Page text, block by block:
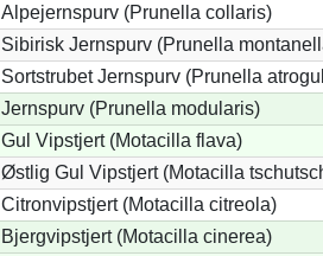
Alpejernspurv (Prunella collaris)
Sibirisk Jernspurv (Prunella
Sortstrubet Jernspurv (Prunella
Jernspurv (Prunella modularis)
Gul Vipstjert (Motacilla flava)
Østlig Gul Vipstjert (Motacilla
Citronvipstjert (Motacilla citreola)
Bjergvipstjert (Motacilla cinerea)